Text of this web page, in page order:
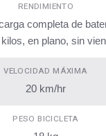
RENDIMIENTO
completa de
en plano, sin
VELOCIDAD MÁXIMA
20 km/hr
PESO BICICLETA